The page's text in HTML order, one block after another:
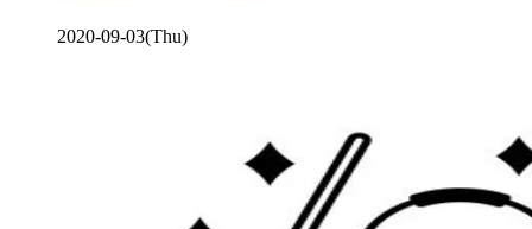
2020-09-03(Thu)